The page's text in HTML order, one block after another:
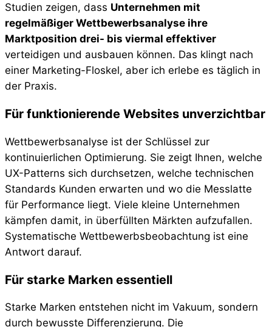
Studien zeigen, dass Unternehmen mit
regelmäßiger Wettbewerbsanalyse ihre
Marktposition drei- bis viermal effektiver
verteidigen und ausbauen können. Das klingt nach
einer Marketing-Floskel, aber ich erlebe es täglich in
der Praxis.
Für funktionierende Websites unverzichtbar
Wettbewerbsanalyse ist der Schlüssel zur
kontinuierlichen Optimierung. Sie zeigt Ihnen, welche
UX-Patterns sich durchsetzen, welche technischen
Standards Kunden erwarten und wo die Messlatte
für Performance liegt. Viele kleine Unternehmen
kämpfen damit, in überfüllten Märkten aufzufallen.
Systematische Wettbewerbsbeobachtung ist eine
Antwort darauf.
Für starke Marken essentiell
Starke Marken entstehen nicht im Vakuum, sondern
durch bewusste Differenzierung. Die